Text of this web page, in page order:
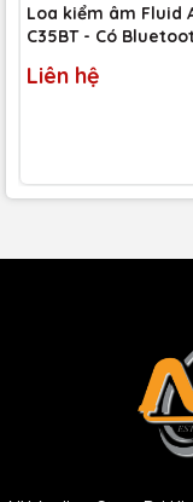
Loa kiểm âm Fluid
C35BT - Có
Liên hệ